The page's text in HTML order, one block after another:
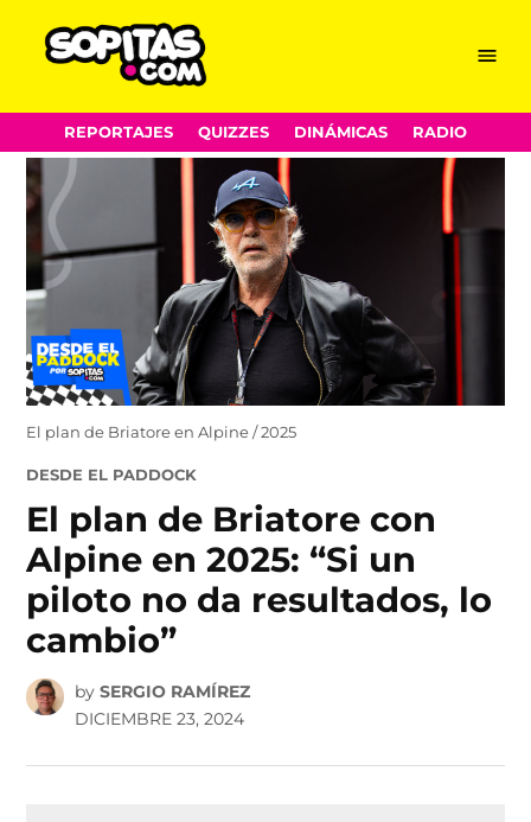
Skip
to
content
Menu
REPORTAJES QUIZZES DINÁMICAS RADIO
El plan de Briatore en Alpine / 2025
POSTED
DESDE EL PADDOCK
El plan de Briatore con
Alpine en 2025: “Si un
piloto no da resultados, lo
cambio”
by SERGIO RAMÍREZ
DICIEMBRE 23, 2024